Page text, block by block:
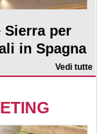
Sierra per
in Spagna
Vedi tutte